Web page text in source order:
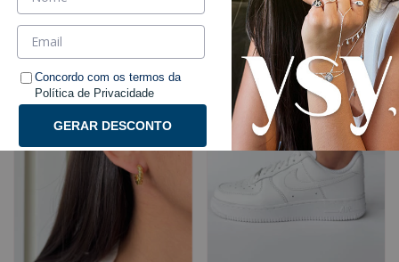
Talvez você se interesse pelos seguintes produtos.
Concordo com os termos da
Política de Privacidade
GERAR DESCONTO